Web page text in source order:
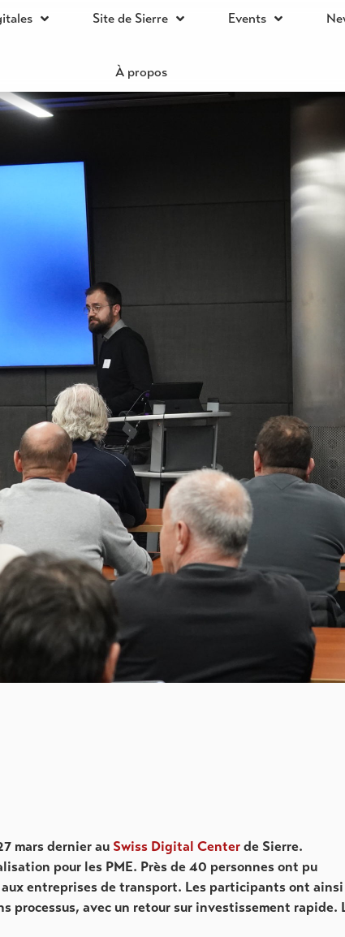
Site de Sierre Events
À propos
mars dernier au Swiss Digital Centerde Sierre.
pour les PME. Près de 40 personnes ont pu
entreprises de transport. Les participants ont
avec un retour sur investissement rapide.